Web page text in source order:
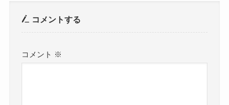
コメントする
コメント ※